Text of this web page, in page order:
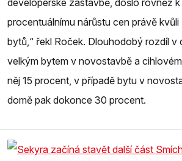
procentuálnímu nárůstu cen právě
bytů,“ řekl Roček. Dlouhodobý rozdíl v
velkým bytem v novostavbě a
něj 15 procent, v případě bytu v
domě pak dokonce 30 procent.